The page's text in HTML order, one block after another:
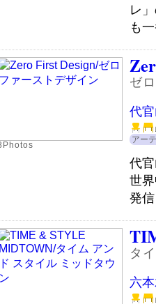
レ
も
ゼ
代
アー
代
世
発
タ
六